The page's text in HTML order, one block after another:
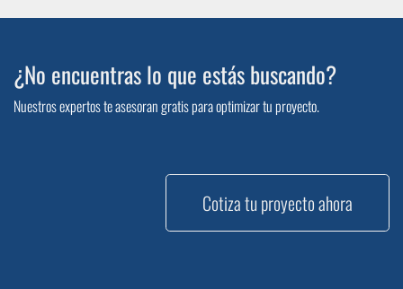
¿No encuentras lo que estás buscando?
Nuestros expertos te asesoran gratis para optimizar tu proyecto.
Cotiza tu proyecto ahora